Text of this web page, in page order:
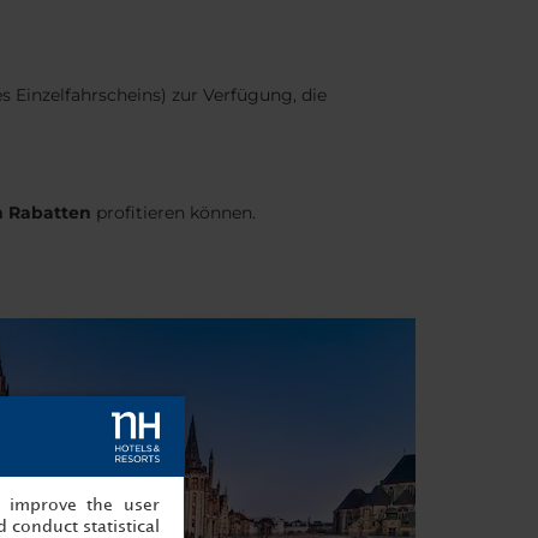
Einzelfahrscheins) zur Verfügung, die
Rabatten profitieren können.
the user
conduct statistical